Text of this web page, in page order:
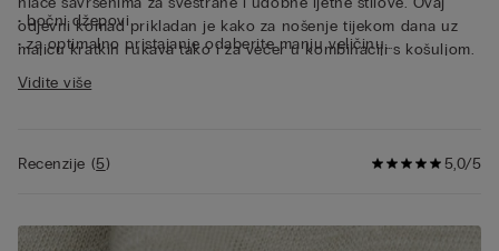
odjevni komad prikladan je kako za nošenje tijekom dana uz
majicu kratkih rukava tako i za večer u kombinaciji s košuljom.
• bočni džepovi
• za optimalno pristajanje odaberite manju veličinu
Vidite više
5,0/5
Recenzije (5)